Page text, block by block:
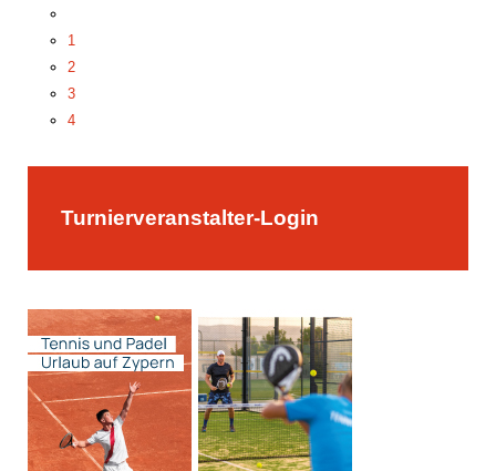
1
2
3
4
Turnierveranstalter-Login